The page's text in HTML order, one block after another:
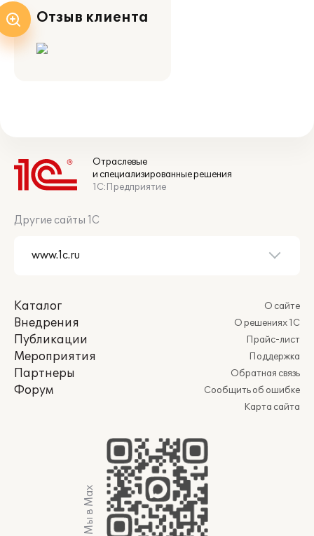
Отзыв клиента
Отраслевые
и специализированные решения
1С:Предприятие
Другие сайты 1С
Каталог
Внедрения
Публикации
Мероприятия
Партнеры
Форум
О сайте
О решениях 1С
Прайс-лист
Поддержка
Обратная связь
Сообщить об ошибке
Карта сайта
Мы в Max